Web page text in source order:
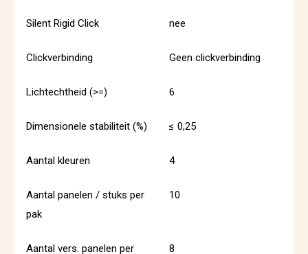
Silent Rigid Click nee
Clickverbinding Geen clickverbinding
Lichtechtheid (>=) 6
Dimensionele stabiliteit (%) ≤ 0,25
Aantal kleuren 4
Aantal panelen / stuks per
pak
10
Aantal vers. panelen per
8